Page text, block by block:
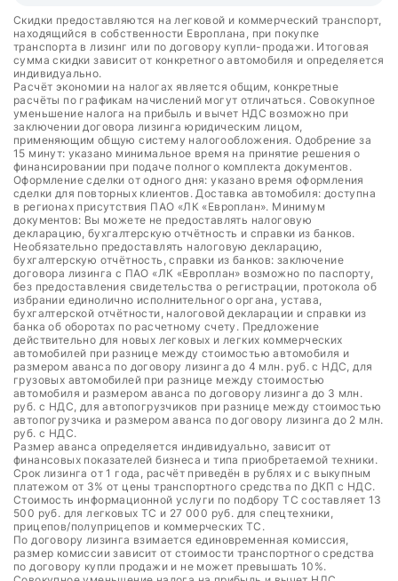
Скидки предоставляются на легковой и коммерческий транспорт,
находящийся в собственности Европлана, при покупке
транспорта в лизинг или по договору купли-продажи. Итоговая
сумма скидки зависит от конкретного автомобиля и определяется
индивидуально.
Расчёт экономии на налогах является общим, конкретные
расчёты по графикам начислений могут отличаться. Совокупное
уменьшение налога на прибыль и вычет НДС возможно при
заключении договора лизинга юридическим лицом,
применяющим общую систему налогообложения. Одобрение за
15 минут: указано минимальное время на принятие решения о
финансировании при подаче полного комплекта документов.
Оформление сделки от одного дня: указано время оформления
сделки для повторных клиентов. Доставка автомобиля: доступна
в регионах присутствия ПАО «ЛК «Европлан». Минимум
документов: Вы можете не предоставлять налоговую
декларацию, бухгалтерскую отчётность и справки из банков.
Необязательно предоставлять налоговую декларацию,
бухгалтерскую отчётность, справки из банков: заключение
договора лизинга с ПАО «ЛК «Европлан» возможно по паспорту,
без предоставления свидетельства о регистрации, протокола об
избрании единолично исполнительного органа, устава,
бухгалтерской отчётности, налоговой декларации и справки из
банка об оборотах по расчетному счету. Предложение
действительно для новых легковых и легких коммерческих
автомобилей при разнице между стоимостью автомобиля и
размером аванса по договору лизинга до 4 млн. руб. с НДС, для
грузовых автомобилей при разнице между стоимостью
автомобиля и размером аванса по договору лизинга до 3 млн.
руб. с НДС, для автопогрузчиков при разнице между стоимостью
автопогрузчика и размером аванса по договору лизинга до 2 млн.
руб. с НДС.
Размер аванса определяется индивидуально, зависит от
финансовых показателей бизнеса и типа приобретаемой техники.
Срок лизинга от 1 года, расчёт приведён в рублях и с выкупным
платежом от 3% от цены транспортного средства по ДКП с НДС.
Стоимость информационной услуги по подбору ТС составляет 13
500 руб. для легковых ТС и 27 000 руб. для спецтехники,
прицепов/полуприцепов и коммерческих ТС.
По договору лизинга взимается единовременная комиссия,
размер комиссии зависит от стоимости транспортного средства
по договору купли продажи и не может превышать 10%.